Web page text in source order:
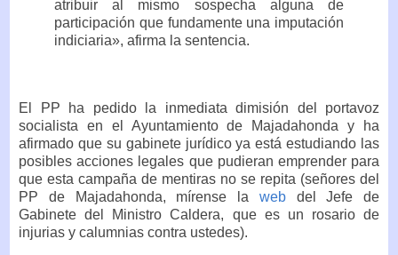
atribuir al mismo sospecha alguna de
participación que fundamente una imputación
indiciaria», afirma la sentencia.
El PP ha pedido la inmediata dimisión del portavoz
socialista en el Ayuntamiento de Majadahonda y ha
afirmado que su gabinete jurídico ya está estudiando las
posibles acciones legales que pudieran emprender para
que esta campaña de mentiras no se repita (señores del
PP de Majadahonda, mírense la web del Jefe de
Gabinete del Ministro Caldera, que es un rosario de
injurias y calumnias contra ustedes).